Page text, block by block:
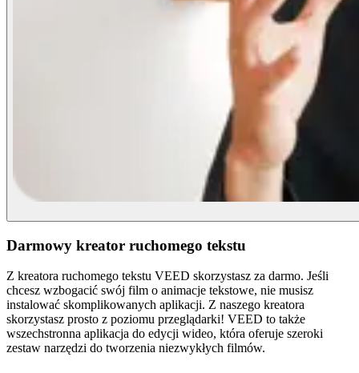
Darmowy kreator ruchomego tekstu
Z kreatora ruchomego tekstu VEED skorzystasz za darmo. Jeśli
chcesz wzbogacić swój film o animacje tekstowe, nie musisz
instalować skomplikowanych aplikacji. Z naszego kreatora
skorzystasz prosto z poziomu przeglądarki! VEED to także
wszechstronna aplikacja do edycji wideo, która oferuje szeroki
zestaw narzędzi do tworzenia niezwykłych filmów.